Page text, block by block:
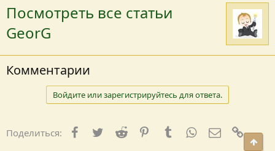
Посмотреть все статьи
GeorG
Комментарии
Войдите или зарегистрируйтесь для ответа.
Поделиться: Facebook
TwitterReddit PinterestTumblrWhatsApp
E-mail